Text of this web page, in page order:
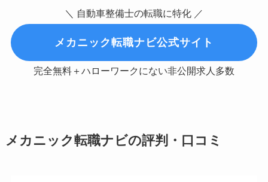
＼ 自動車整備士の転職に特化 ／
メカニック転職ナビ公式サイト
完全無料＋ハローワークにない非公開求人多数
メカニック転職ナビの評判・口コミ